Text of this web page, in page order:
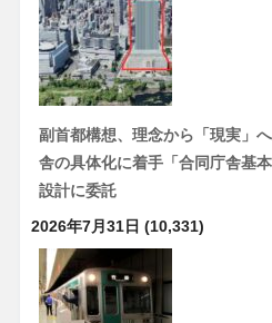
副首都構想、理念から「現実」
舎の具体化に着手「合同庁舎基
設計に委託
2026年7月31日 (10,331)